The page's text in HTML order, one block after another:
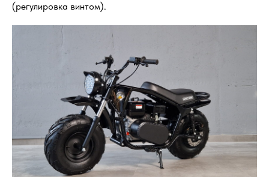
(регулировка винтом).